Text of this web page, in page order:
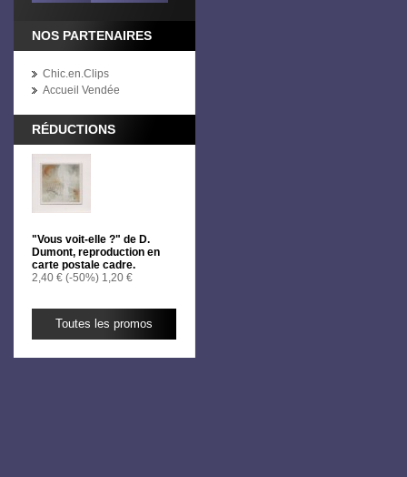
NOS PARTENAIRES
Chic.en.Clips
Accueil Vendée
RÉDUCTIONS
"Vous voit-elle ?" de D.
Dumont, reproduction en
carte postale cadre.
2,40 € (-50%) 1,20 €
Toutes les promos